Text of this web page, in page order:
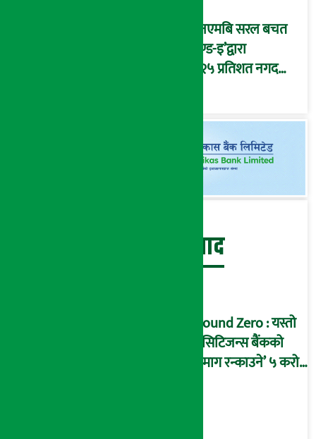
‘एनएमबि सरल बचत
फण्ड-इ’द्वारा
५.२५ प्रतिशत नगद
बेथिति मुर्दाबाद
Ground Zero : यस्तो
छ सिटिजन्स बैंकको
‘दिमाग रन्काउने’ ५ करोड